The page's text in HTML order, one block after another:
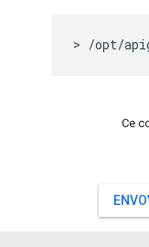
> /opt/
Ce